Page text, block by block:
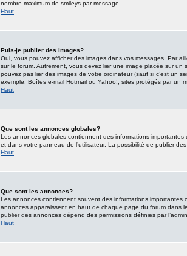
nombre maximum de smileys par message.
Haut
Puis-je publier des images?
Oui, vous pouvez afficher des images dans vos messages. Par
sur le forum. Autrement, vous devez lier une image placée sur
pouvez pas lier des images de votre ordinateur (sauf si c’est un
exemple: Boîtes e-mail Hotmail ou Yahoo!, sites protégés par un
Haut
Que sont les annonces globales?
Les annonces globales contiennent des informations
et dans votre panneau de l’utilisateur. La possibilité de publier
Haut
Que sont les annonces?
Les annonces contiennent souvent des informations
annonces apparaissent en haut de chaque page du forum dans
publier des annonces dépend des permissions définies par
Haut